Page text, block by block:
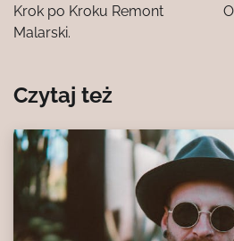
Krok po Kroku Remont
Malarski.
Czytaj też